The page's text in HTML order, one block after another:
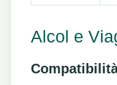
Alcol e